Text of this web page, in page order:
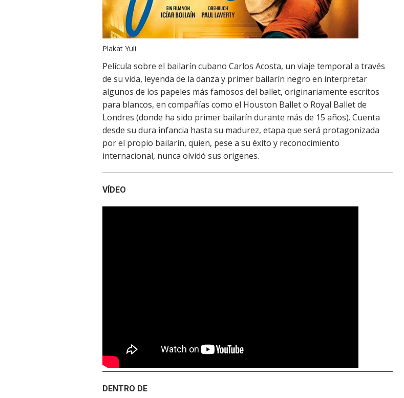
Plakat Yuli
Película sobre el bailarín cubano Carlos Acosta, un viaje temporal a través
de su vida, leyenda de la danza y primer bailarín negro en interpretar
algunos de los papeles más famosos del ballet, originariamente escritos
para blancos, en compañías como el Houston Ballet o Royal Ballet de
Londres (donde ha sido primer bailarín durante más de 15 años). Cuenta
desde su dura infancia hasta su madurez, etapa que será protagonizada
por el propio bailarín, quien, pese a su éxito y reconocimiento
internacional, nunca olvidó sus orígenes.
VÍDEO
DENTRO DE